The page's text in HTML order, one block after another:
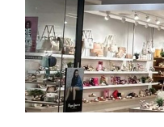
d